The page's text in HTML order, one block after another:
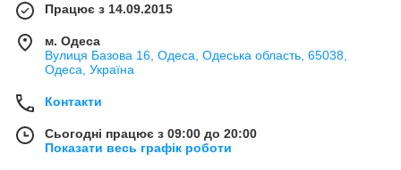
Працює з 14.09.2015
м. Одеса
Вулиця Базова 16, Одеса, Одеська область, 65038,
Одеса, Україна
Контакти
Сьогодні працює з 09:00 до 20:00
Показати весь графік роботи